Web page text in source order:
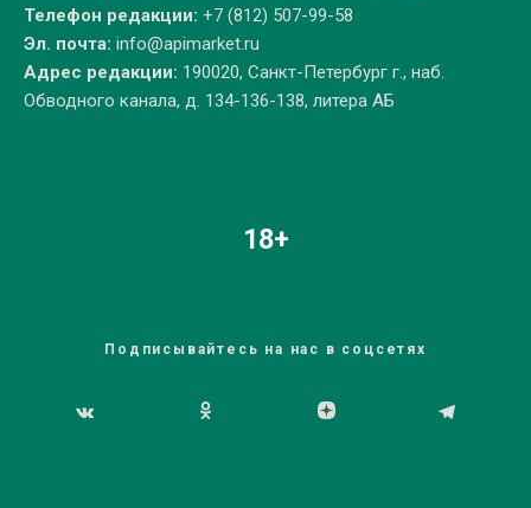
Телефон редакции: +7 (812) 507-99-58
Эл. почта: info@apimarket.ru
Адрес редакции: 190020, Санкт-Петербург г., наб.
Обводного канала, д. 134-136-138, литера АБ
18+
Подписывайтесь на нас в соцсетях